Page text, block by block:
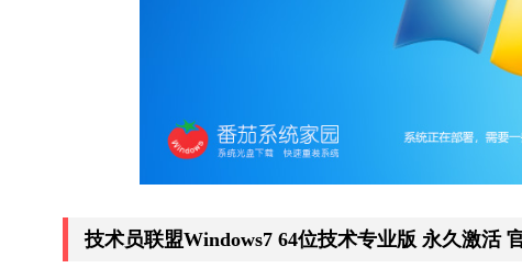
技术员联盟Windows7 64位技术专业版 永久激活